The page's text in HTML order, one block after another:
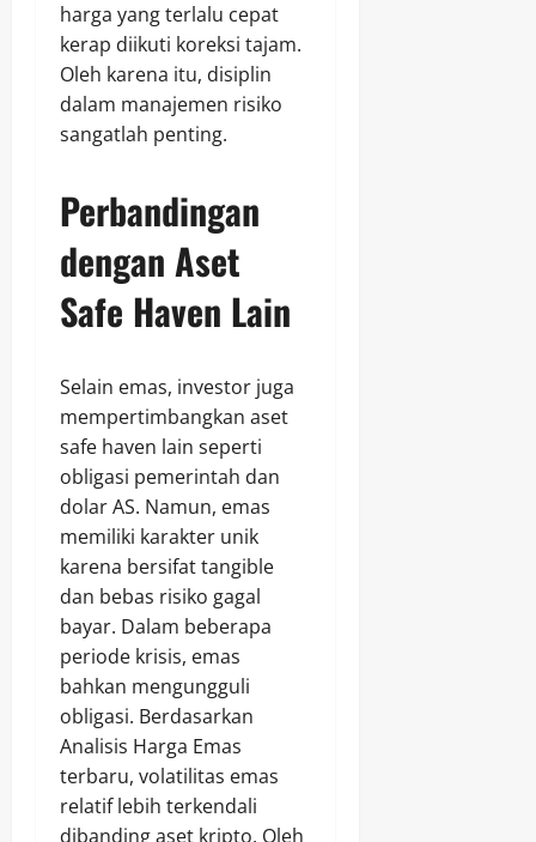
harga yang terlalu cepat
kerap diikuti koreksi tajam.
Oleh karena itu, disiplin
dalam manajemen risiko
sangatlah penting.
Perbandingan
dengan Aset
Safe Haven Lain
Selain emas, investor juga
mempertimbangkan aset
safe haven lain seperti
obligasi pemerintah dan
dolar AS. Namun, emas
memiliki karakter unik
karena bersifat tangible
dan bebas risiko gagal
bayar. Dalam beberapa
periode krisis, emas
bahkan mengungguli
obligasi. Berdasarkan
Analisis Harga Emas
terbaru, volatilitas emas
relatif lebih terkendali
dibanding aset kripto. Oleh